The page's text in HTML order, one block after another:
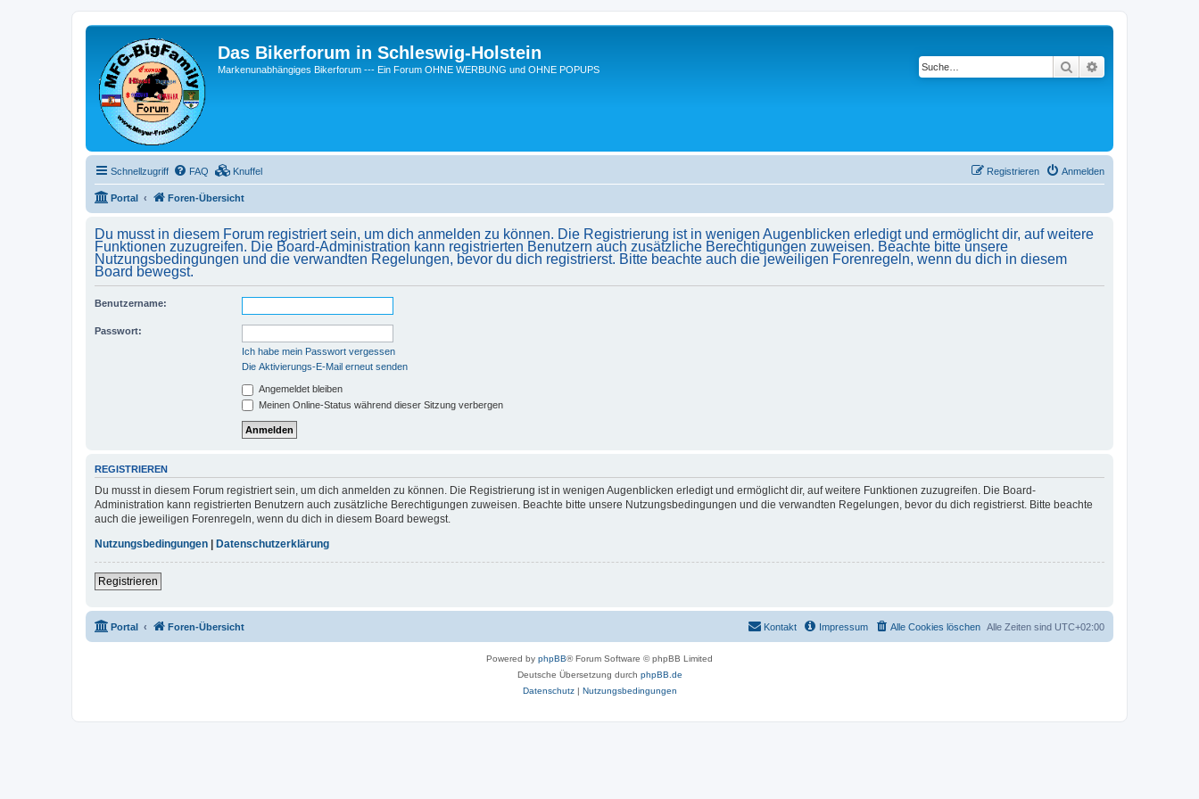
Das Bikerforum in Schleswig-Holstein
Markenunabhängiges Bikerforum --- Ein Forum OHNE WERBUNG und OHNE POPUPS Suche
Schnellzugriff FAQ Knuffel Anmelden
Registrieren
Portal Foren-Übersicht
Du musst in diesem Forum registriert sein, um dich anmelden zu können. Die Registrierung ist in wenigen Augenblicken erledigt und ermöglicht dir, auf weitere
Funktionen zuzugreifen. Die Board-Administration kann registrierten Benutzern auch zusätzliche Berechtigungen zuweisen. Beachte bitte unsere
Nutzungsbedingungen und die verwandten Regelungen, bevor du dich registrierst. Bitte beachte auch die jeweiligen Forenregeln, wenn du dich in diesem
Board bewegst.
Benutzername:
Passwort:
Ich habe mein Passwort vergessen
Die Aktivierungs-E-Mail erneut senden
Angemeldet bleiben
Meinen Online-Status während dieser Sitzung verbergen
REGISTRIEREN
Du musst in diesem Forum registriert sein, um dich anmelden zu können. Die Registrierung ist in wenigen Augenblicken erledigt und ermöglicht dir, auf weitere Funktionen zuzugreifen. Die Board-
Administration kann registrierten Benutzern auch zusätzliche Berechtigungen zuweisen. Beachte bitte unsere Nutzungsbedingungen und die verwandten Regelungen, bevor du dich registrierst. Bitte beachte
auch die jeweiligen Forenregeln, wenn du dich in diesem Board bewegst.
Nutzungsbedingungen | Datenschutzerklärung
Registrieren
Portal Foren-Übersicht Alle Zeiten sind UTC+02:00
Alle Cookies löschen
Impressum
Kontakt
Powered by phpBB® Forum Software © phpBB Limited
Deutsche Übersetzung durch phpBB.de
Datenschutz| Nutzungsbedingungen